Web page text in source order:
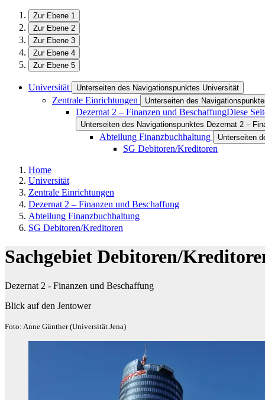
Zur Ebene 1
Zur Ebene 2
Zur Ebene 3
Zur Ebene 4
Zur Ebene 5
Universität Unterseiten des Navigationspunktes Universität
Zentrale Einrichtungen Unterseiten des
Dezernat 2 – Finanzen und BeschaffungDiese
Unterseiten des Navigationspunktes Dezernat 2 –
Abteilung Finanzbuchhaltung Unterseiten
SG Debitoren/Kreditoren
Home
Universität
Zentrale Einrichtungen
Dezernat 2 – Finanzen und Beschaffung
Abteilung Finanzbuchhaltung
SG Debitoren/Kreditoren
Sachgebiet Debitoren/
Dezernat 2 - Finanzen und Beschaffung
Blick auf den Jentower
Foto: Anne Günther (Universität Jena)